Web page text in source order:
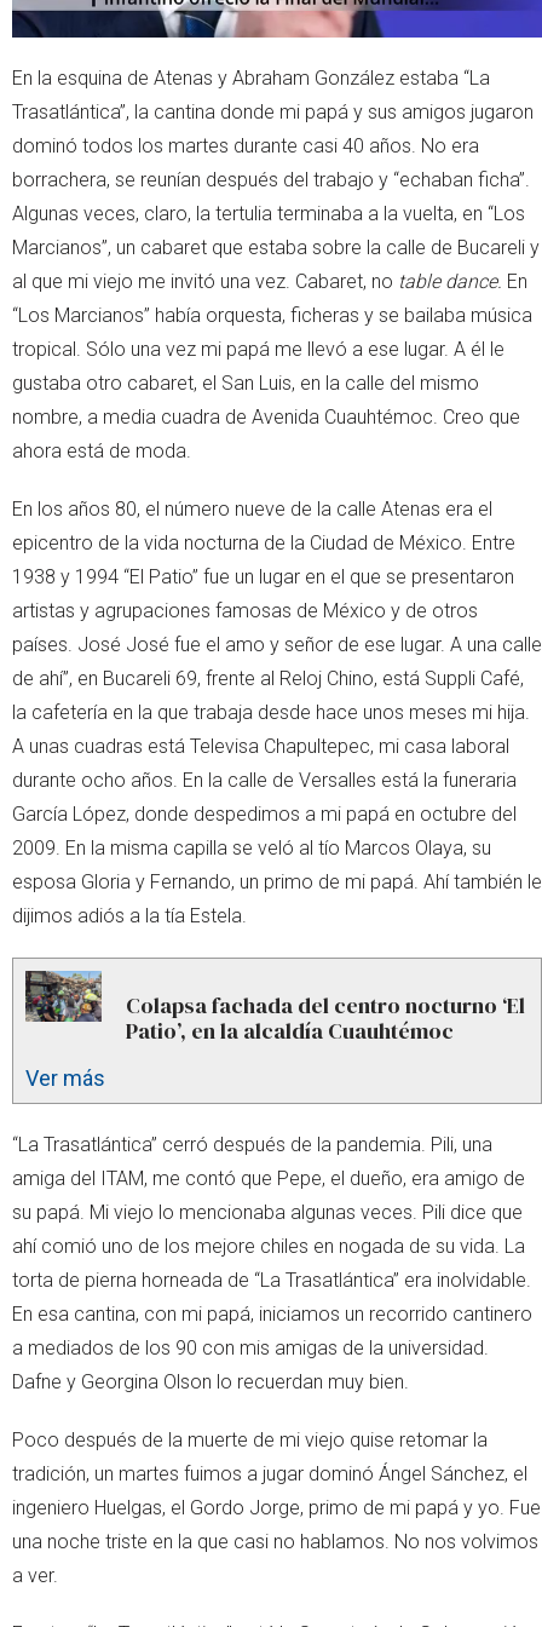
En la esquina de Atenas y Abraham González estaba “La
Trasatlántica”, la cantina donde mi papá y sus amigos jugaron
dominó todos los martes durante casi 40 años. No era
borrachera, se reunían después del trabajo y “echaban ficha”.
Algunas veces, claro, la tertulia terminaba a la vuelta, en “Los
Marcianos”, un cabaret que estaba sobre la calle de Bucareli y
al que mi viejo me invitó una vez. Cabaret, no table dance. En
“Los Marcianos” había orquesta, ficheras y se bailaba música
tropical. Sólo una vez mi papá me llevó a ese lugar. A él le
gustaba otro cabaret, el San Luis, en la calle del mismo
nombre, a media cuadra de Avenida Cuauhtémoc. Creo que
ahora está de moda.
En los años 80, el número nueve de la calle Atenas era el
epicentro de la vida nocturna de la Ciudad de México. Entre
1938 y 1994 “El Patio” fue un lugar en el que se presentaron
artistas y agrupaciones famosas de México y de otros
países. José José fue el amo y señor de ese lugar. A una calle
de ahí”, en Bucareli 69, frente al Reloj Chino, está Suppli Café,
la cafetería en la que trabaja desde hace unos meses mi hija.
A unas cuadras está Televisa Chapultepec, mi casa laboral
durante ocho años. En la calle de Versalles está la funeraria
García López, donde despedimos a mi papá en octubre del
2009. En la misma capilla se veló al tío Marcos Olaya, su
esposa Gloria y Fernando, un primo de mi papá. Ahí también le
dijimos adiós a la tía Estela.
Colapsa fachada del centro nocturno ‘El
Patio’, en la alcaldía Cuauhtémoc
Ver más
“La Trasatlántica” cerró después de la pandemia. Pili, una
amiga del ITAM, me contó que Pepe, el dueño, era amigo de
su papá. Mi viejo lo mencionaba algunas veces. Pili dice que
ahí comió uno de los mejore chiles en nogada de su vida. La
torta de pierna horneada de “La Trasatlántica” era inolvidable.
En esa cantina, con mi papá, iniciamos un recorrido cantinero
a mediados de los 90 con mis amigas de la universidad.
Dafne y Georgina Olson lo recuerdan muy bien.
Poco después de la muerte de mi viejo quise retomar la
tradición, un martes fuimos a jugar dominó Ángel Sánchez, el
ingeniero Huelgas, el Gordo Jorge, primo de mi papá y yo. Fue
una noche triste en la que casi no hablamos. No nos volvimos
a ver.